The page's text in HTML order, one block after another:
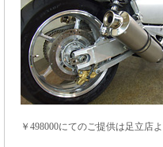
￥498000にてのご提供は足立店